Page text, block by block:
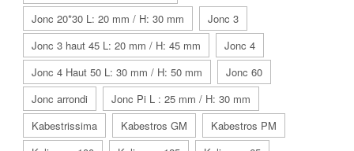
Jonc 20*30 L: 20 mm / H: 30 mm
Jonc 3
Jonc 3 haut 45 L: 20 mm / H: 45 mm
Jonc 4
Jonc 4 Haut 50 L: 30 mm / H: 50 mm
Jonc 60
Jonc arrondi
Jonc Pi L : 25 mm / H: 30 mm
Kabestrissima
Kabestros GM
Kabestros PM